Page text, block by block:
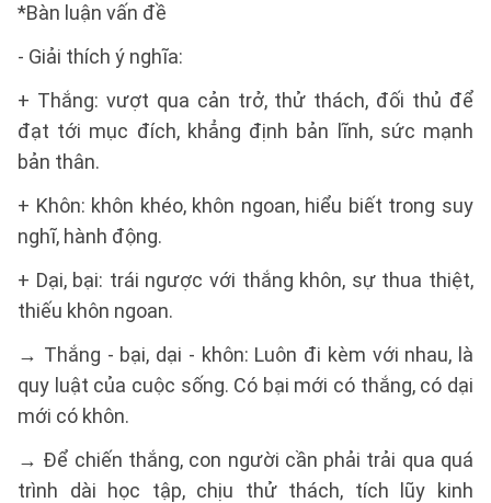
*Bàn luận vấn đề
- Giải thích ý nghĩa:
+ Thắng: vượt qua cản trở, thử thách, đối thủ để
đạt tới mục đích, khẳng định bản lĩnh, sức mạnh
bản thân.
+ Khôn: khôn khéo, khôn ngoan, hiểu biết trong suy
nghĩ, hành động.
+ Dại, bại: trái ngược với thắng khôn, sự thua thiệt,
thiếu khôn ngoan.
→ Thắng - bại, dại - khôn: Luôn đi kèm với nhau, là
quy luật của cuộc sống. Có bại mới có thắng, có dại
mới có khôn.
→ Để chiến thắng, con người cần phải trải qua quá
trình dài học tập, chịu thử thách, tích lũy kinh